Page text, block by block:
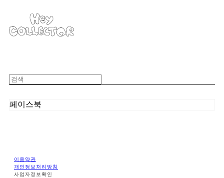
페이스북
이용약관
개인정보처리방침
사업자정보확인